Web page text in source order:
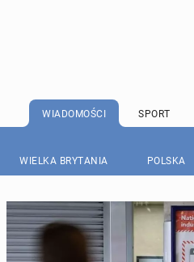
WIADOMOŚCI SPORT
WIELKA BRYTANIA POLSKA